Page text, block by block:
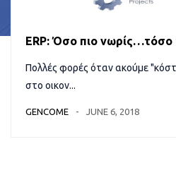
ERP: Όσο πιο νωρίς…τόσο
Πολλές φορές όταν ακούμε
στο οικον...
GENCOME JUNE 6, 2018